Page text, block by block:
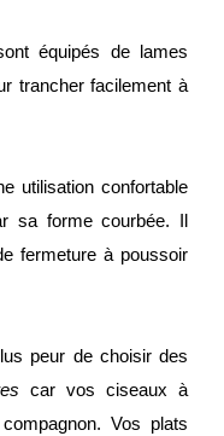
équipés de lames
trancher facilement à
utilisation confortable
sa forme courbée. Il
fermeture à poussoir
peur de choisir des
car vos ciseaux à
Vos plats